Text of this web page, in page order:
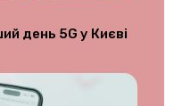
день 5G у Києві